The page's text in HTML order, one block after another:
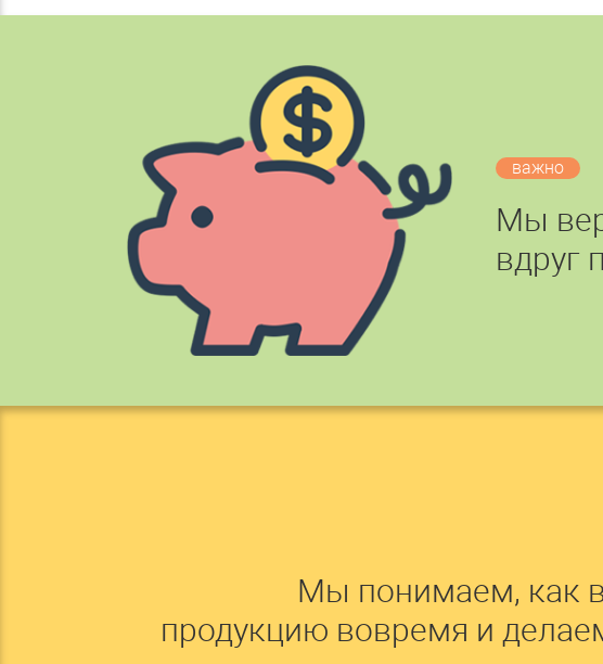
важно
Мы
вдруг
Мы понимаем, как
продукцию вовремя и